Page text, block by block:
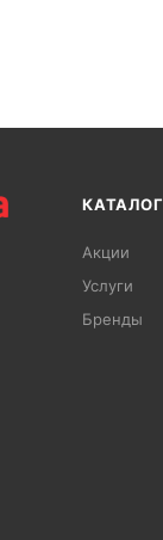
КАТАЛОГ
Акции
Услуги
Бренды